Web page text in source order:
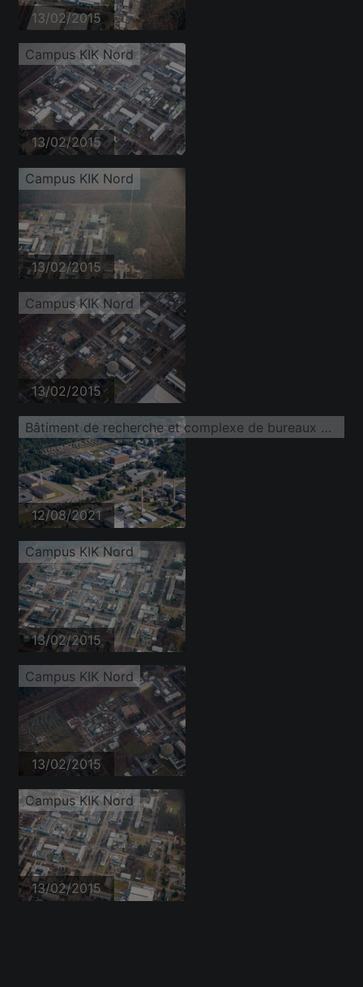
13/02/2015
Campus KIK Nord
13/02/2015
Campus KIK Nord
13/02/2015
Campus KIK Nord
13/02/2015
Bâtiment de recherche et complexe de bureaux du campus nord de l'Institut de technologie de Karlsruhe, situé sur Untergrombacher Straße
12/08/2021
Campus KIK Nord
13/02/2015
Campus KIK Nord
13/02/2015
Campus KIK Nord
13/02/2015